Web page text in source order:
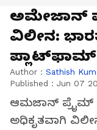
ಅಮೇಜಾನ್
ವಿಲೀನ:
ಪ್ಲಾಟ್‌ಫಾರ್ಮ್
Author : Sathish
Published : Jun 07
ಆಮಜಾನ್ ಪ್ರೈಮ್
ಅಧಿಕೃತವಾಗಿ